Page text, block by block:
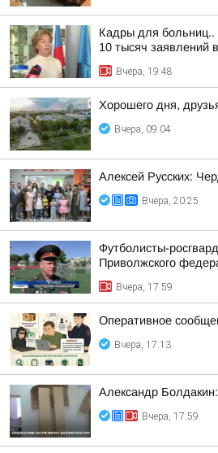
Кадры для больниц..
10 тысяч заявлений
Вчера, 19:48
Хорошего дня,
Вчера, 09:04
Алексей Русских:
Вчера, 20:25
Футболисты-
Приволжского
Вчера, 17:59
Оперативное
Вчера, 17:13
Александр
Вчера, 17:59